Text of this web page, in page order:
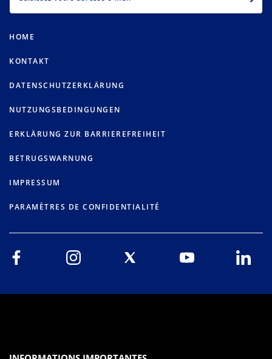
HOME
KONTAKT
DATENSCHUTZERKLÄRUNG
NUTZUNGSBEDINGUNGEN
ERKLÄRUNG ZUR BARRIEREFREIHEIT
BETRUGSWARNUNG
IMPRESSUM
PARAMÈTRES DE CONFIDENTIALITÉ